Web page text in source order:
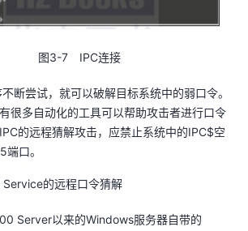
图3-7 IPC连接
断尝试，就可以破解目标系统中的弱口令。
很多自动化的工具可以帮助攻击者进行口令
的远程猜解攻击，应禁止系统中的IPC$空
口。
Service的远程口令猜解
Server以来的Windows服务器自带的